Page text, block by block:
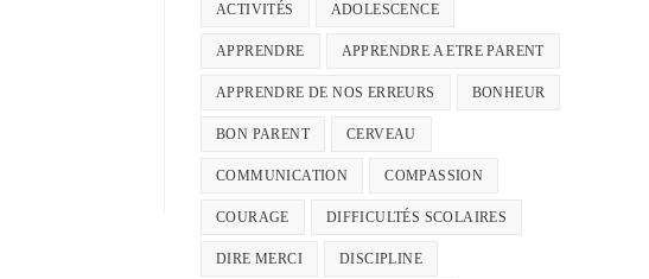
ACTIVITÉS ADOLESCENCE
APPRENDRE APPRENDRE A ETRE PARENT
APPRENDRE DE NOS ERREURS BONHEUR
BON PARENT CERVEAU
COMMUNICATION COMPASSION
COURAGE DIFFICULTÉS SCOLAIRES
DIRE MERCI DISCIPLINE